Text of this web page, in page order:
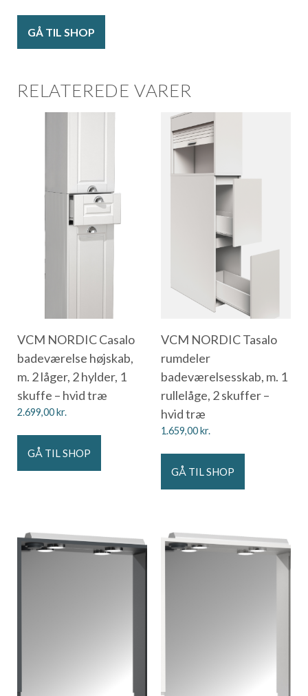
GÅ TIL SHOP
RELATEREDE VARER
VCM NORDIC Casalo
badeværelse højskab,
m. 2 låger, 2 hylder, 1
skuffe – hvid træ
2.699,00kr.
GÅ TIL SHOP
VCM NORDIC Tasalo
rumdeler
badeværelsesskab, m. 1
rullelåge, 2 skuffer –
hvid træ
1.659,00kr.
GÅ TIL SHOP